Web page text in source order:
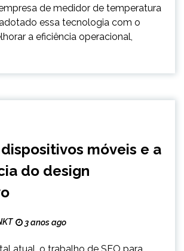
de medidor de temperatura
essa tecnologia com o
a eficiência operacional,
dispositivos móveis e a
do design
3 anos ago